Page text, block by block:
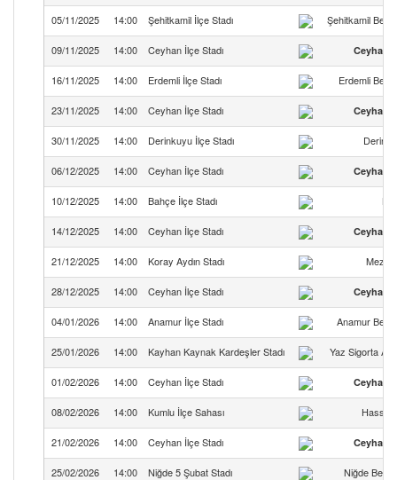
05/11/2025 14:00 Şehitkamil İlçe Stadı Şehitkamil
09/11/2025 14:00 Ceyhan İlçe Stadı Ceyhan
16/11/2025 14:00 Erdemli İlçe Stadı Erdemli
23/11/2025 14:00 Ceyhan İlçe Stadı Ceyhan
30/11/2025 14:00 Derinkuyu İlçe Stadı
06/12/2025 14:00 Ceyhan İlçe Stadı Ceyhan
10/12/2025 14:00 Bahçe İlçe Stadı
14/12/2025 14:00 Ceyhan İlçe Stadı Ceyhan
21/12/2025 14:00 Koray Aydın Stadı Mezitli
28/12/2025 14:00 Ceyhan İlçe Stadı Ceyhan
04/01/2026 14:00 Anamur İlçe Stadı Anamur
25/01/2026 14:00 Kayhan Kaynak Kardeşler Stadı Yaz Sigorta
01/02/2026 14:00 Ceyhan İlçe Stadı Ceyhan
08/02/2026 14:00 Kumlu İlçe Sahası Hassa
21/02/2026 14:00 Ceyhan İlçe Stadı Ceyhan
25/02/2026 14:00 Niğde 5 Şubat Stadı Niğde